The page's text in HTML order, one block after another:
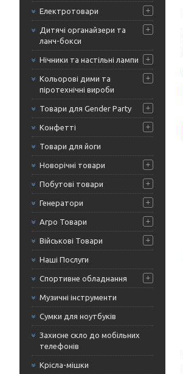
Електротовари
Дитячі органайзери та
ланч-бокси
Нічники та настільні лампи
Кольорові дими та
піротехнічні вироби
Товари для Gender Party
Конфетті
Товари для йоги
Новорічні товари
Побутові товари
Генератори
Агро Товари
Військові Товари
Наші Послуги
Спортивне обладнання
Музичні інструменти
Сумки для ноутбуків
Захисне скло до мобільних
телефонів
Крісла-мішки